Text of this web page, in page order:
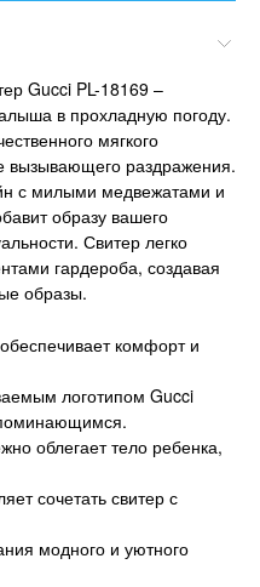
Gucci PL-18169 –
в прохладную погоду.
мягкого
вызывающего раздражения.
с милыми медвежатами и
образу вашего
Свитер легко
гардероба, создавая
образы.
комфорт и
логотипом Gucci
облегает тело ребенка,
сочетать свитер с
модного и уютного